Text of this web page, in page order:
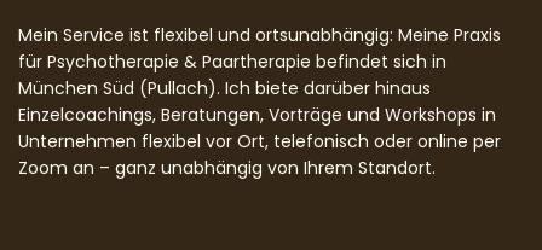
Mein Service ist flexibel und ortsunabhängig: Meine Praxis
für Psychotherapie & Paartherapie befindet sich in
München Süd (Pullach). Ich biete darüber hinaus
Einzelcoachings, Beratungen, Vorträge und Workshops in
Unternehmen flexibel vor Ort, telefonisch oder online per
Zoom an – ganz unabhängig von Ihrem Standort.